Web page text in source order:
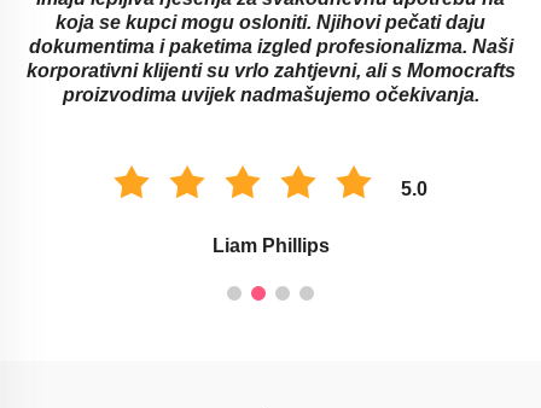
koja se kupci mogu osloniti. Njihovi pečati daju
dokumentima i paketima izgled profesionalizma. Naši
korporativni klijenti su vrlo zahtjevni, ali s Momocrafts
proizvodima uvijek nadmašujemo očekivanja.
5.0
Liam Phillips